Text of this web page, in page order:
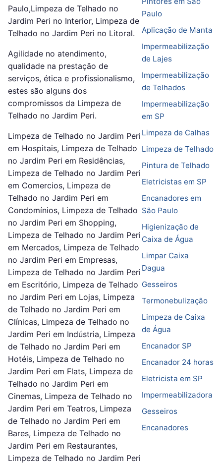
Paulo,Limpeza de Telhado no
Jardim Peri no Interior, Limpeza de
Telhado no Jardim Peri no Litoral.
Agilidade no atendimento,
qualidade na prestação de
serviços, ética e profissionalismo,
estes são alguns dos
compromissos da Limpeza de
Telhado no Jardim Peri.
Limpeza de Telhado no Jardim Peri
em Hospitais, Limpeza de Telhado
no Jardim Peri em Residências,
Limpeza de Telhado no Jardim Peri
em Comercios, Limpeza de
Telhado no Jardim Peri em
Condomínios, Limpeza de Telhado
no Jardim Peri em Shopping,
Limpeza de Telhado no Jardim Peri
em Mercados, Limpeza de Telhado
no Jardim Peri em Empresas,
Limpeza de Telhado no Jardim Peri
em Escritório, Limpeza de Telhado
no Jardim Peri em Lojas, Limpeza
de Telhado no Jardim Peri em
Clínicas, Limpeza de Telhado no
Jardim Peri em Indústria, Limpeza
de Telhado no Jardim Peri em
Hotéis, Limpeza de Telhado no
Jardim Peri em Flats, Limpeza de
Telhado no Jardim Peri em
Cinemas, Limpeza de Telhado no
Jardim Peri em Teatros, Limpeza
de Telhado no Jardim Peri em
Bares, Limpeza de Telhado no
Jardim Peri em Restaurantes,
Limpeza de Telhado no Jardim Peri
Paulo
Aplicação de Manta
Impermeabilização
de Lajes
Impermeabilização
de Telhados
Impermeabilização
em SP
Limpeza de Calhas
Limpeza de Telhado
Pintura de Telhado
Eletricistas em SP
Encanadores em
São Paulo
Higienização de
Caixa de Água
Limpar Caixa
Dagua
Gesseiros
Termonebulização
Limpeza de Caixa
de Água
Encanador SP
Encanador 24 horas
Eletricista em SP
Impermeabilizadora
Gesseiros
Encanadores